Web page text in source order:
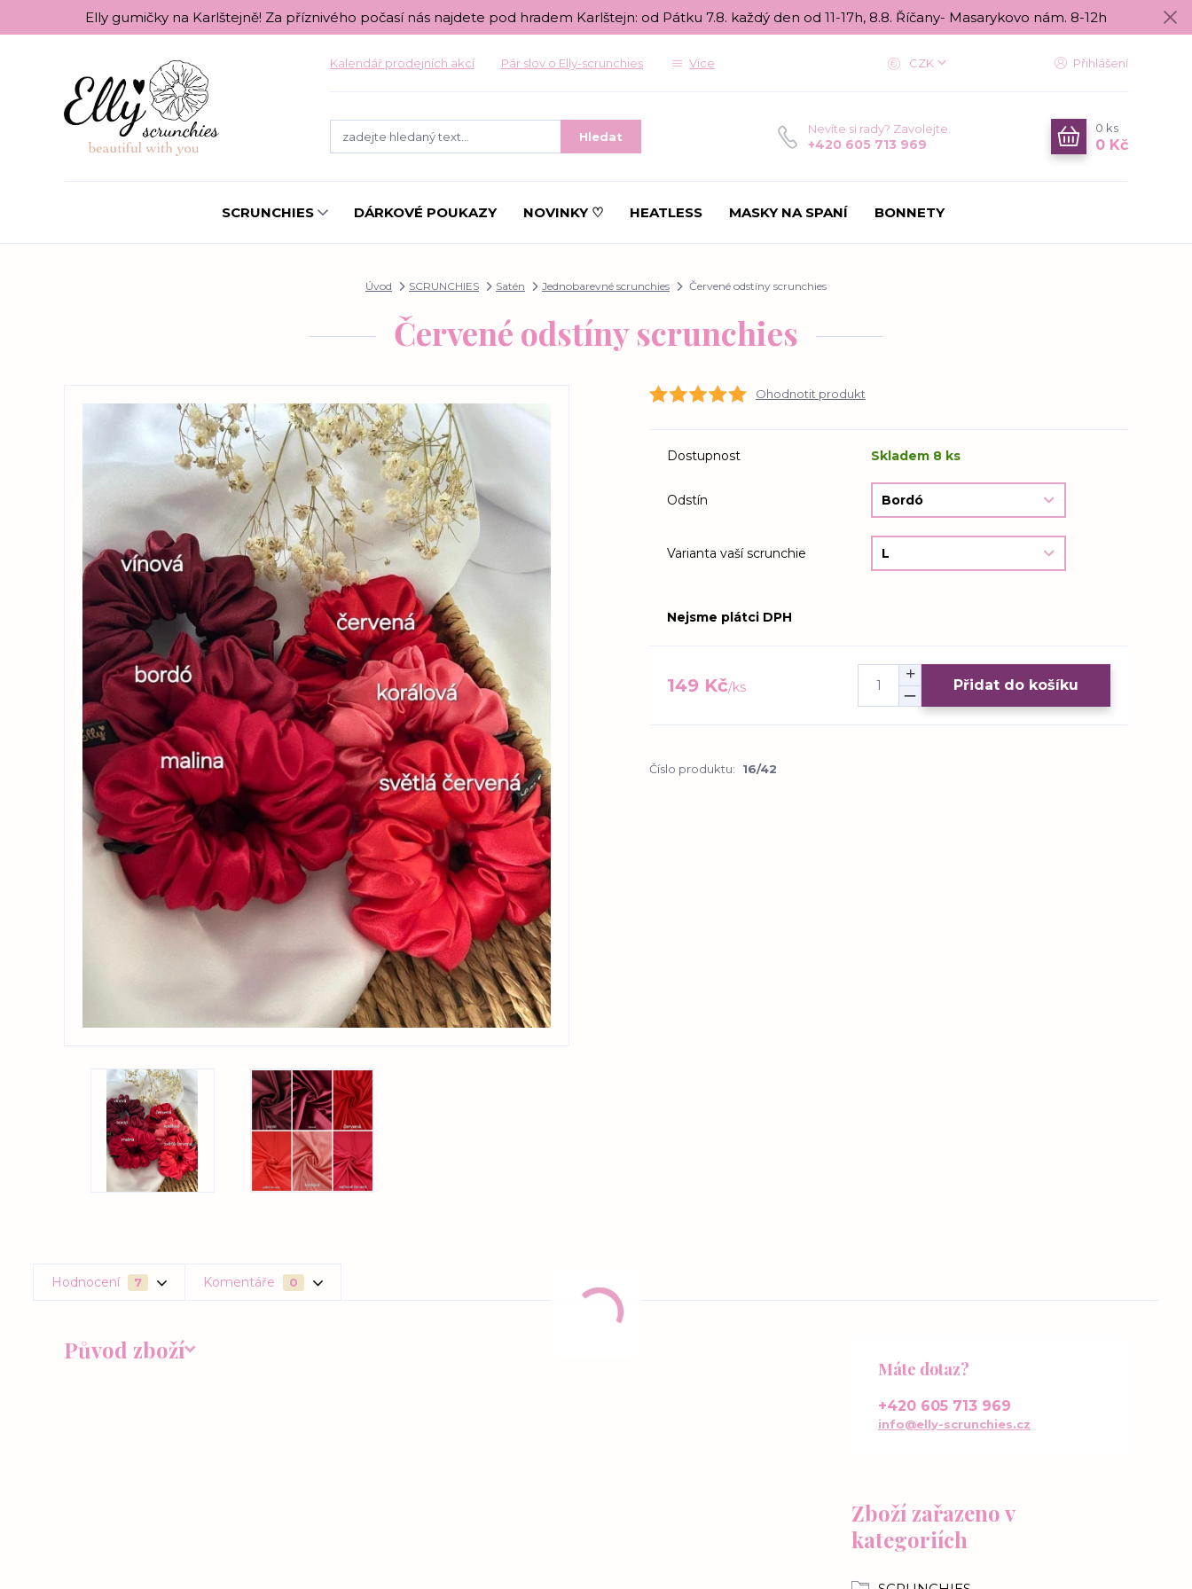
Elly gumičky na Karlštejně! Za příznivého počasí nás najdete pod hradem Karlštejn: od Pátku 7.8. každý den od 11-17h, 8.8. Říčany- Masarykovo nám. 8-12h
Kalendář prodejních akcí Pár slov o Elly-scrunchies Více CZK Přihlášení
Hledat
Nevíte si rady? Zavolejte.
+420 605 713 969
0 ks
0 Kč
SCRUNCHIES DÁRKOVÉ POUKAZY NOVINKY ♡ HEATLESS MASKY NA SPANÍ BONNETY
Úvod SCRUNCHIES Satén Jednobarevné scrunchies Červené odstíny scrunchies
Červené odstíny scrunchies
Ohodnotit produkt
Dostupnost Skladem 8 ks
Odstín
Varianta vaší scrunchie
Nejsme plátci DPH
149 Kč/ks Přidat do košíku
Číslo produktu: 16/42
Hodnocení 7 Komentáře 0
Původ zboží
Zboží zařazeno v
kategoriích
Máte dotaz?
+420 605 713 969
info@elly-scrunchies.cz